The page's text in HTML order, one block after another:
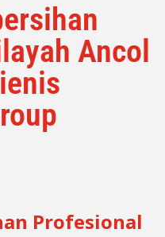
Ancol
Profesional